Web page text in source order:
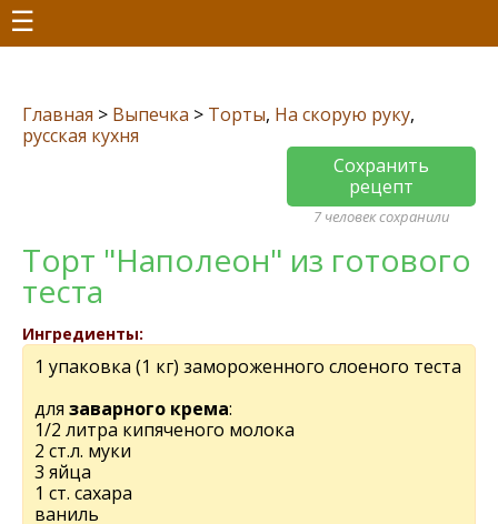
☰
Главная > Выпечка > Торты, На скорую руку,
русская кухня
Сохранить
рецепт
7 человек сохранили
Торт "Наполеон" из готового
теста
Ингредиенты:
1 упаковка (1 кг) замороженного слоеного теста
для заварного крема:
1/2 литра кипячeного молока
2 ст.л. муки
3 яйца
1 ст. сахара
ваниль